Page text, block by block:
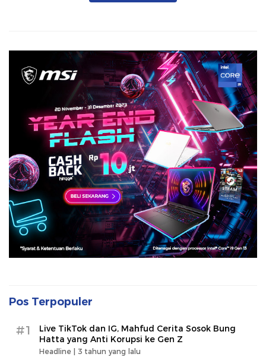
Pos Terpopuler
#1
Live TikTok dan IG, Mahfud Cerita Sosok Bung
Hatta yang Anti Korupsi ke Gen Z
Headline | 3 tahun yang lalu